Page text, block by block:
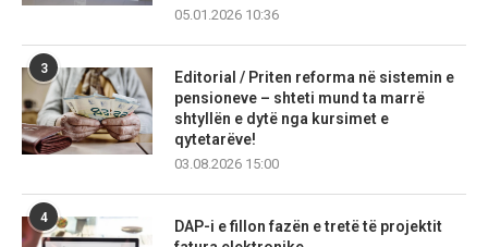
05.01.2026 10:36
3
Editorial / Priten reforma në sistemin e
pensioneve – shteti mund ta marrë
shtyllën e dytë nga kursimet e
qytetarëve!
03.08.2026 15:00
4
DAP-i e fillon fazën e tretë të projektit